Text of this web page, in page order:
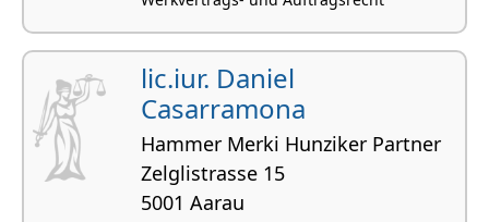
lic.iur. Daniel
Casarramona
Hammer Merki Hunziker Partner
Zelglistrasse 15
5001 Aarau